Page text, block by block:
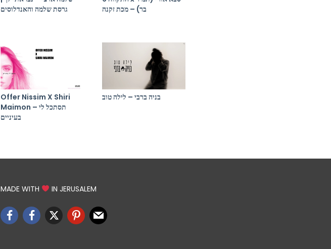
גרסת שלמה והאנדלוסים
בר) – מכת זקנה
Offer Nissim X Shiri
Maimon – תסתכל לי
בעיניים
בניה ברבי – לילה טוב
MADE WITH IN JERUSALEM